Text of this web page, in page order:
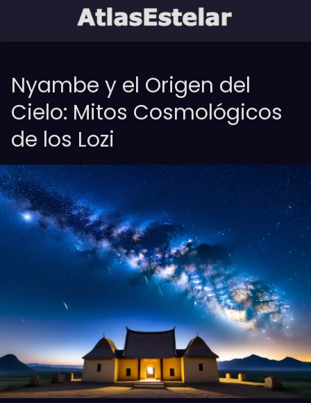
Nyambe y el Origen del
Cielo: Mitos Cosmológicos
de los Lozi